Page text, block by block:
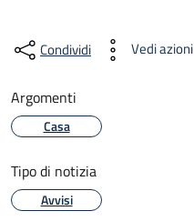
Condividi Vedi azioni
Argomenti
Casa
Tipo di notizia
Avvisi